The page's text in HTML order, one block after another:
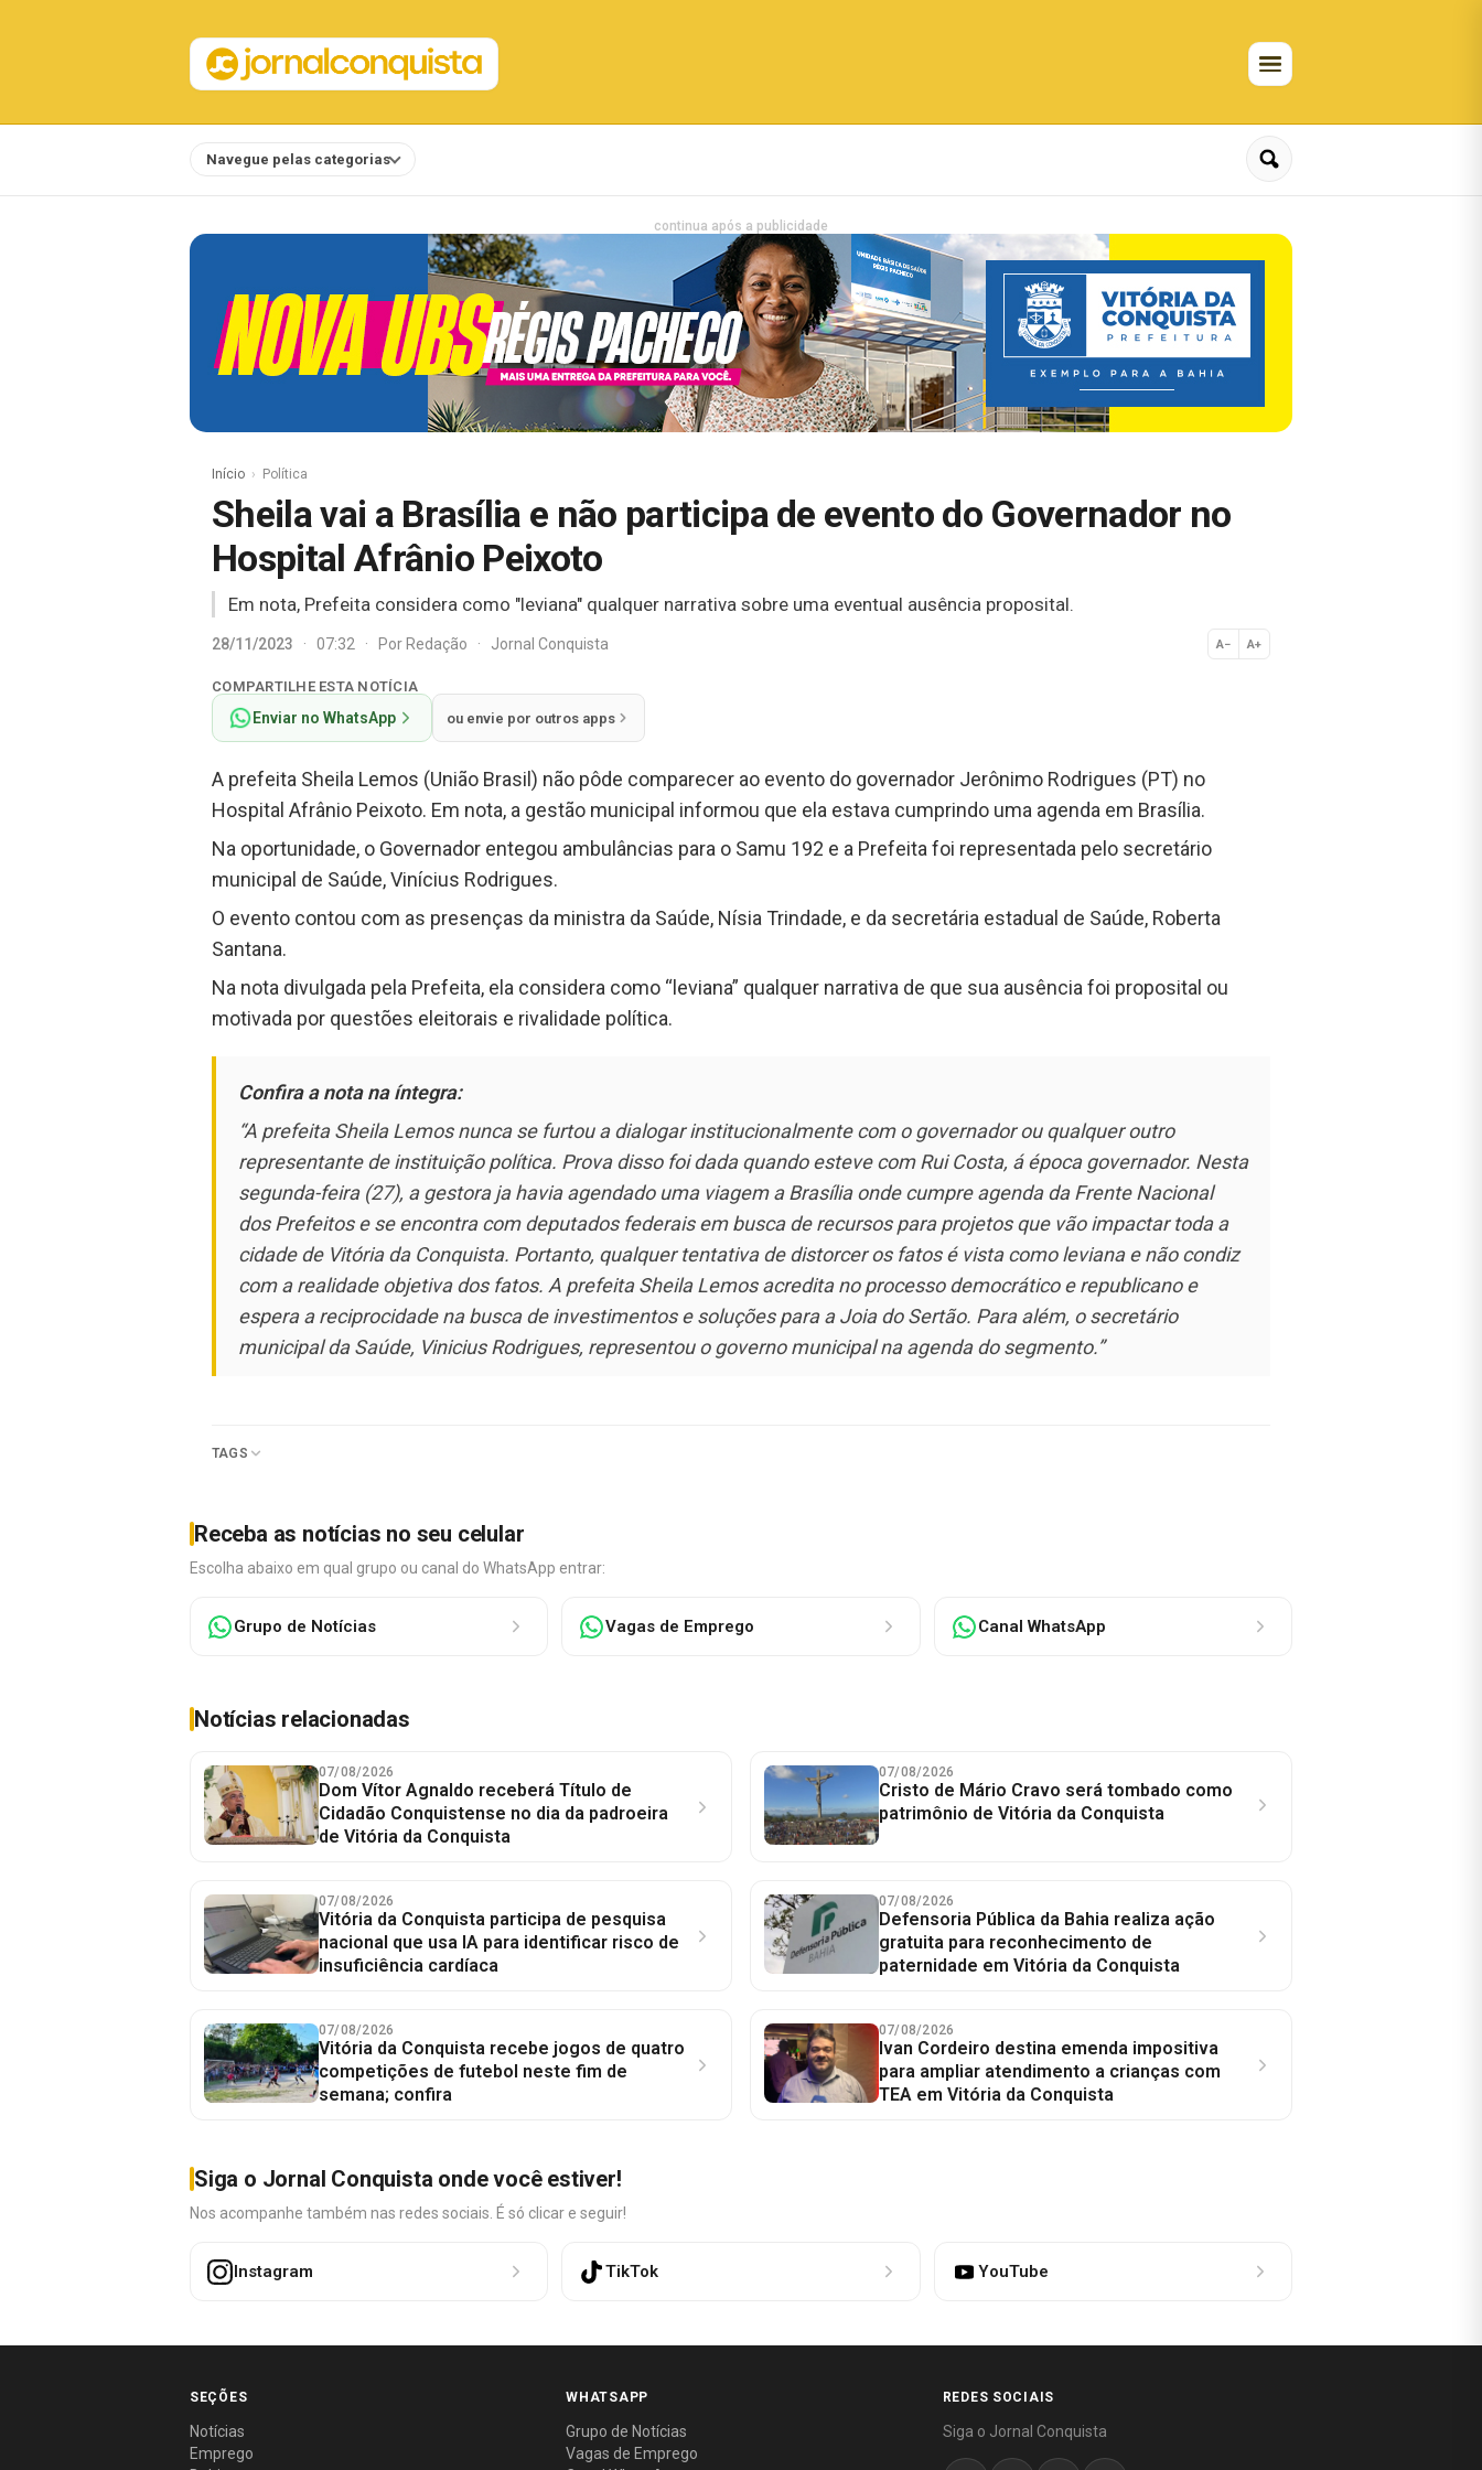
Navegue pelas categorias
continua após a publicidade
Início Política
Sheila vai a Brasília e não participa de evento do Governador no
Hospital Afrânio Peixoto
Em nota, Prefeita considera como "leviana" qualquer narrativa sobre uma eventual ausência proposital.
28/11/2023 · 07:32 · PorRedação · Jornal Conquista A− A+
Normal
COMPARTILHE ESTA NOTÍCIA
Enviar no WhatsApp ou envie por outros apps
A prefeita Sheila Lemos (União Brasil) não pôde comparecer ao evento do governador Jerônimo Rodrigues (PT) no
Hospital Afrânio Peixoto. Em nota, a gestão municipal informou que ela estava cumprindo uma agenda em Brasília.
Na oportunidade, o Governador entegou ambulâncias para o Samu 192 e a Prefeita foi representada pelo secretário
municipal de Saúde, Vinícius Rodrigues.
O evento contou com as presenças da ministra da Saúde, Nísia Trindade, e da secretária estadual de Saúde, Roberta
Santana.
Na nota divulgada pela Prefeita, ela considera como “leviana” qualquer narrativa de que sua ausência foi proposital ou
motivada por questões eleitorais e rivalidade política.
Confira a nota na íntegra:
“A prefeita Sheila Lemos nunca se furtou a dialogar institucionalmente com o governador ou qualquer outro
representante de instituição política. Prova disso foi dada quando esteve com Rui Costa, á época governador. Nesta
segunda-feira (27), a gestora ja havia agendado uma viagem a Brasília onde cumpre agenda da Frente Nacional
dos Prefeitos e se encontra com deputados federais em busca de recursos para projetos que vão impactar toda a
cidade de Vitória da Conquista. Portanto, qualquer tentativa de distorcer os fatos é vista como leviana e não condiz
com a realidade objetiva dos fatos. A prefeita Sheila Lemos acredita no processo democrático e republicano e
espera a reciprocidade na busca de investimentos e soluções para a Joia do Sertão. Para além, o secretário
municipal da Saúde, Vinicius Rodrigues, representou o governo municipal na agenda do segmento.”
TAGS
Receba as notícias no seu celular
Escolha abaixo em qual grupo ou canal do WhatsApp entrar:
Grupo de Notícias Vagas de Emprego Canal WhatsApp
Notícias relacionadas
07/08/2026
Dom Vítor Agnaldo receberá Título de
Cidadão Conquistense no dia da padroeira
de Vitória da Conquista
07/08/2026
Cristo de Mário Cravo será tombado como
patrimônio de Vitória da Conquista
07/08/2026
Vitória da Conquista participa de pesquisa
nacional que usa IA para identificar risco de
insuficiência cardíaca
07/08/2026
Defensoria Pública da Bahia realiza ação
gratuita para reconhecimento de
paternidade em Vitória da Conquista
07/08/2026
Vitória da Conquista recebe jogos de quatro
competições de futebol neste fim de
semana; confira
07/08/2026
Ivan Cordeiro destina emenda impositiva
para ampliar atendimento a crianças com
TEA em Vitória da Conquista
Siga o Jornal Conquista onde você estiver!
Nos acompanhe também nas redes sociais. É só clicar e seguir!
Instagram TikTok YouTube
SEÇÕES
Notícias
Emprego
WHATSAPP
Grupo de Notícias
Vagas de Emprego
REDES SOCIAIS
Siga o Jornal Conquista